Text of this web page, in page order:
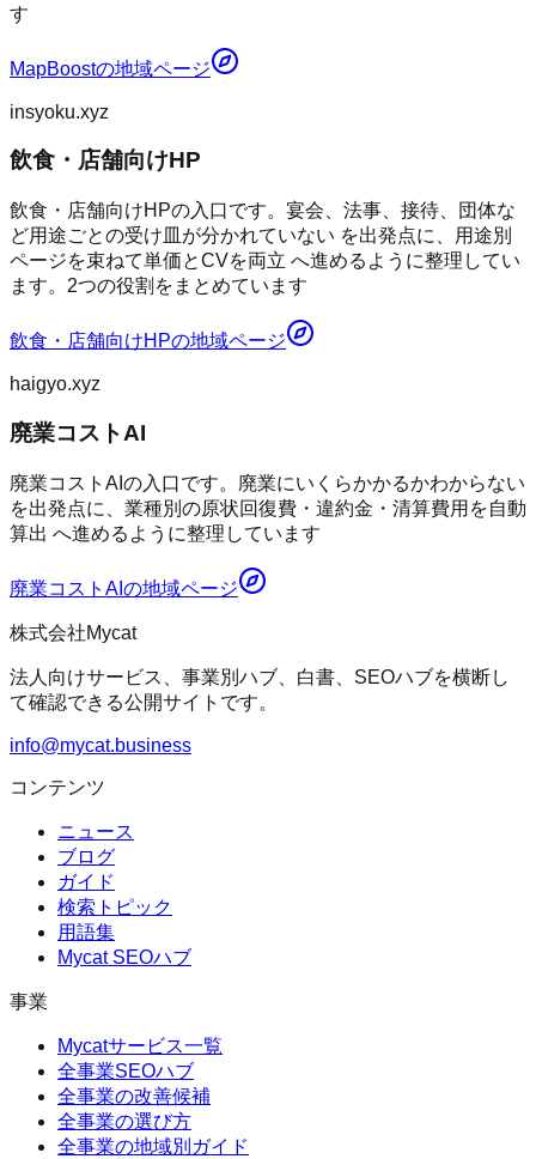
す
MapBoostの地域ページ
insyoku.xyz
飲食・店舗向けHP
飲食・店舗向けHPの入口です。宴会、法事、接待、団体な
ど用途ごとの受け皿が分かれていない を出発点に、用途別
ページを束ねて単価とCVを両立 へ進めるように整理してい
ます。2つの役割をまとめています
飲食・店舗向けHPの地域ページ
haigyo.xyz
廃業コストAI
廃業コストAIの入口です。廃業にいくらかかるかわからない
を出発点に、業種別の原状回復費・違約金・清算費用を自動
算出 へ進めるように整理しています
廃業コストAI の地域ページ
株式会社Mycat
法人向けサービス、事業別ハブ、白書、SEOハブを横断し
て確認できる公開サイトです。
info@mycat.business
コンテンツ
ニュース
ブログ
ガイド
検索トピック
用語集
Mycat SEOハブ
事業
Mycatサービス一覧
全事業SEOハブ
全事業の改善候補
全事業の選び方
全事業の地域別ガイド